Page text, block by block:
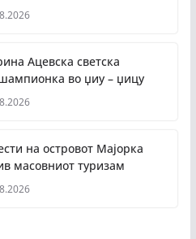
Ацевска светска
во џиу – џицу
на островот Мајорка
масовниот туризам